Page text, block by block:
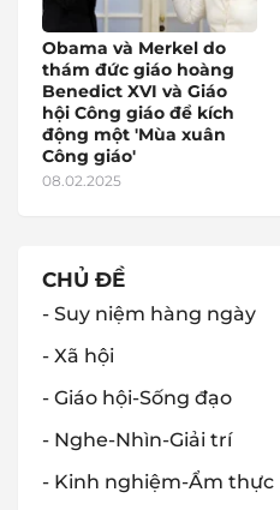
Obama và Merkel do
thám đức giáo hoàng
Benedict XVI và Giáo
hội Công giáo để kích
động một 'Mùa xuân
Công giáo'
08.02.2025
CHỦ ĐỀ
- Suy niệm hàng ngày
- Xã hội
- Giáo hội-Sống đạo
- Nghe-Nhìn-Giải trí
- Kinh nghiệm-Ẩm thực